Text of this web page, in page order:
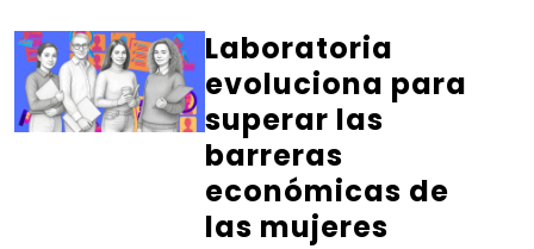
Laboratoria
evoluciona para
superar las
barreras
económicas de
las mujeres